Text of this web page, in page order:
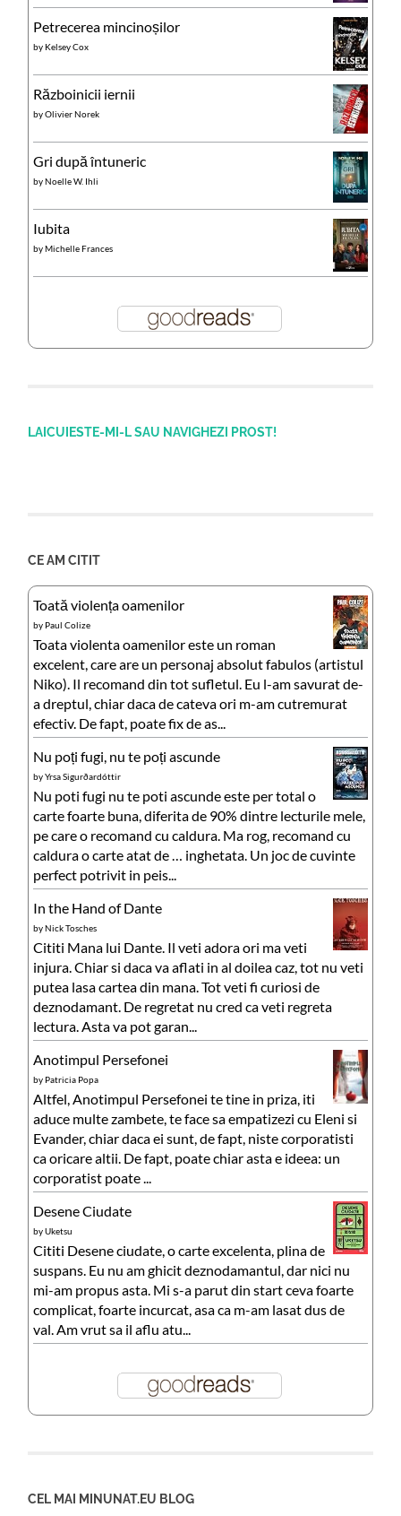
Petrecerea mincinoșilor
by Kelsey Cox
Războinicii iernii
byOlivier Norek
Gri după întuneric
byNoelle W. Ihli
Iubita
byMichelle Frances
LAICUIESTE-MI-L SAU NAVIGHEZI PROST!
CE AM CITIT
Toată violența oamenilor
by Paul Colize
Toata violenta oamenilor este un roman
excelent, care are un personaj absolut fabulos (artistul
Niko). Il recomand din tot sufletul. Eu l-am savurat de-
a dreptul, chiar daca de cateva ori m-am cutremurat
efectiv. De fapt, poate fix de as...
Nu poți fugi, nu te poți ascunde
byYrsa Sigurðardóttir
Nu poti fugi nu te poti ascunde este per total o
carte foarte buna, diferita de 90% dintre lecturile mele,
pe care o recomand cu caldura. Ma rog, recomand cu
caldura o carte atat de … inghetata. Un joc de cuvinte
perfect potrivit in peis...
In the Hand of Dante
byNick Tosches
Cititi Mana lui Dante. Il veti adora ori ma veti
injura. Chiar si daca va aflati in al doilea caz, tot nu veti
putea lasa cartea din mana. Tot veti fi curiosi de
deznodamant. De regretat nu cred ca veti regreta
lectura. Asta va pot garan...
Anotimpul Persefonei
by Patricia Popa
Altfel, Anotimpul Persefonei te tine in priza, iti
aduce multe zambete, te face sa empatizezi cu Eleni si
Evander, chiar daca ei sunt, de fapt, niste corporatisti
ca oricare altii. De fapt, poate chiar asta e ideea: un
corporatist poate ...
Desene Ciudate
byUketsu
Cititi Desene ciudate, o carte excelenta, plina de
suspans. Eu nu am ghicit deznodamantul, dar nici nu
mi-am propus asta. Mi s-a parut din start ceva foarte
complicat, foarte incurcat, asa ca m-am lasat dus de
val. Am vrut sa il aflu atu...
CEL MAI MINUNAT.EU BLOG